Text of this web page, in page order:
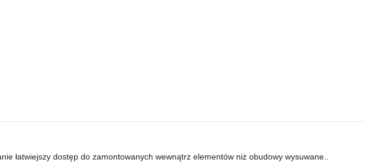
łatwiejszy dostęp do zamontowanych wewnątrz elementów niż obudowy wysuwane..